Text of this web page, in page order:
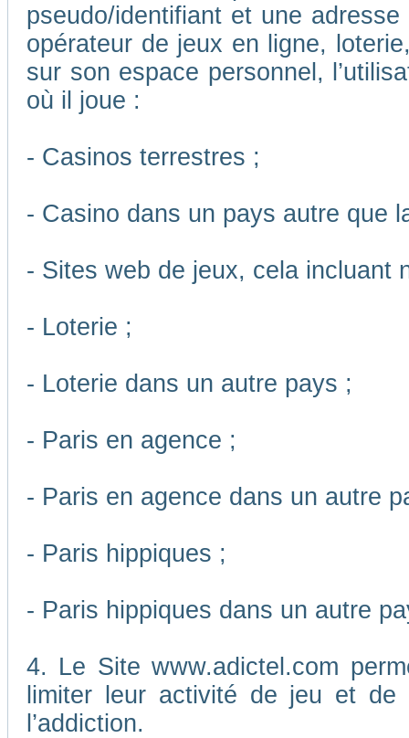
pseudo/identifiant et une
opérateur de jeux en ligne,
sur son espace personnel,
où il joue :
- Casinos terrestres ;
- Casino dans un pays autre que
- Sites web de jeux, cela incluant
- Loterie ;
- Loterie dans un autre pays ;
- Paris en agence ;
- Paris en agence dans un autre
- Paris hippiques ;
- Paris hippiques dans un autre
4. Le Site www.adictel.com
limiter leur activité de jeu et
l’addiction.